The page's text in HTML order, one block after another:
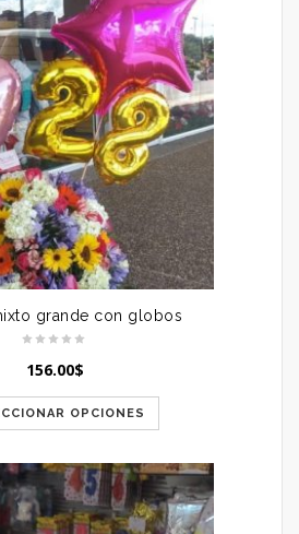
grande con globos
156.00$
OPCIONES